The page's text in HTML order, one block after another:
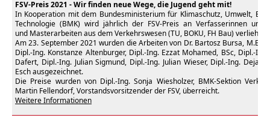
FSV-Preis 2021 - Wir finden neue Wege, die Jugend geht mit!
In Kooperation mit dem Bundesministerium für Klimaschutz, Umwelt,
Technologie (BMK) wird jährlich der FSV-Preis an Verfasserinnen und
und Masterarbeiten aus dem Verkehrswesen (TU, BOKU, FH Bau) verliehen.
Am 23. September 2021 wurden die Arbeiten von Dr. Bartosz Bursa,
Dipl.-Ing. Konstanze Altenburger, Dipl.-Ing. Ezzat Mohamed, BSc, Dipl.-
Dafert, Dipl.-Ing. Julian Sigmund, Dipl.-Ing. Julian Wieser, Dipl.-Ing. Dejan
Esch ausgezeichnet.
Die Preise wurden von Dipl.-Ing. Sonja Wiesholzer, BMK-Sektion
Martin Fellendorf, Vorstandsvorsitzender der FSV, überreicht.
Weitere Informationen